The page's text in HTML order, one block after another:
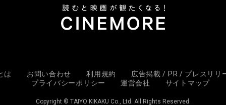
は お問い合わせ 利用規約
広告掲載 / PR / プレスリリ
プライバシーポリシー
運営会社 サイトマップ
Copyright © TAIYO KIKAKU Co., Ltd. All Rights Reserved.